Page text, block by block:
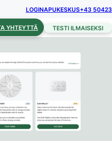
LOGINAPUKESKUS+43 50423
YHTEYTTÄ TESTI ILMAISEKSI